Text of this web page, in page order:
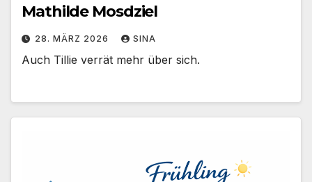
Mathilde Mosdziel
28. MÄRZ 2026 SINA
Auch Tillie verrät mehr über sich.